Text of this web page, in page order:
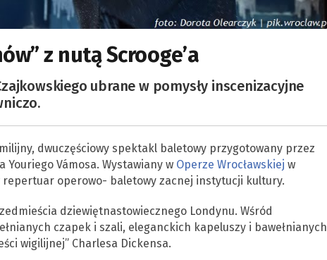
z nutą Scrooge’a
ubrane w pomysły inscenizacyjne
dwuczęściowy spektakl baletowy przygotowany przez
Vámosa. Wystawiany w Operze Wrocławskiej w
operowo- baletowy zacnej instytucji kultury.
dziewiętnastowiecznego Londynu. Wśród
czapek i szali, eleganckich kapeluszy i bawełnianych
wigilijnej” Charlesa Dickensa.